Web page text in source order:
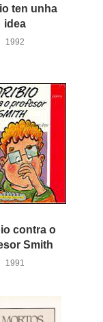
ten unha
idea
1992
contra o
Smith
1991